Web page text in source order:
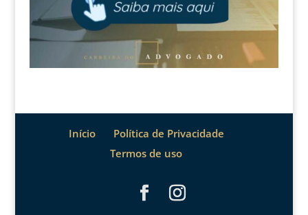
Início
Política de Privacidade
Termos de uso